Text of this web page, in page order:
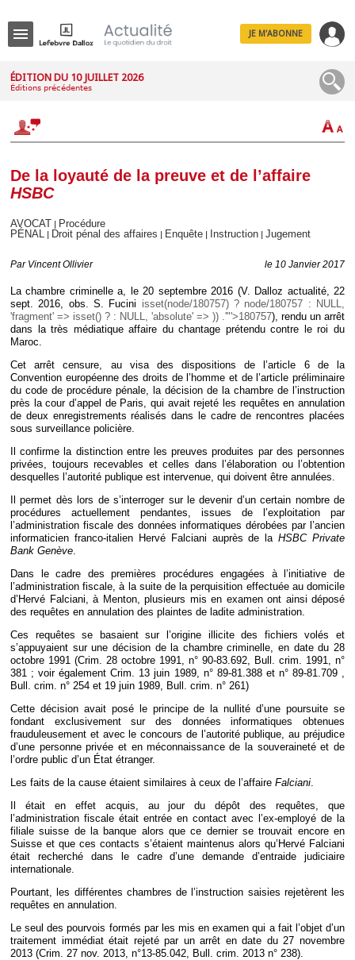
IT
JE M'ABONNE
ÉDITION DU 10 JUILLET 2026
Éditions précédentes
De la loyauté de la preuve et de l’affaire
HSBC
AVOCAT
Procédure
PÉNAL
Droit pénal des affaires Enquête Instruction Jugement
Par Vincent Ollivier le 10 Janvier 2017
La chambre criminelle a, le 20 septembre 2016 (V. Dalloz actualité, 22
sept. 2016, obs. S. Fucini isset(node/180757) ? node/180757 : NULL,
'fragment' => isset() ? : NULL, 'absolute' => )) .'"'>180757), rendu un arrêt
dans la très médiatique affaire du chantage prétendu contre le roi du
Maroc.
Cet arrêt censure, au visa des dispositions de l’article 6 de la
Convention européenne des droits de l’homme et de l’article préliminaire
du code de procédure pénale, la décision de la chambre de l’instruction
près la cour d’appel de Paris, qui avait rejeté les requêtes en annulation
de deux enregistrements réalisés dans le cadre de rencontres placées
sous surveillance policière.
Il confirme la distinction entre les preuves produites par des personnes
privées, toujours recevables et celles dans l’élaboration ou l’obtention
desquelles l’autorité publique est intervenue, qui doivent être annulées.
Il permet dès lors de s’interroger sur le devenir d’un certain nombre de
procédures actuellement pendantes, issues de l’exploitation par
l’administration fiscale des données informatiques dérobées par l’ancien
informaticien franco-italien Hervé Falciani auprès de la HSBC Private
Bank Genève
Dans le cadre des premières procédures engagées à l’initiative de
l’administration fiscale, à la suite de la perquisition effectuée au domicile
d’Hervé Falciani, à Menton, plusieurs mis en examen ont ainsi déposé
des requêtes en annulation des plaintes de ladite administration.
Ces requêtes se basaient sur l’origine illicite des fichiers volés et
s’appuyaient sur une décision de la chambre criminelle, en date du 28
octobre 1991 (Crim. 28 octobre 1991, n° 90-83.692, Bull. crim. 1991, n°
381 ; voir également Crim. 13 juin 1989, n° 89-81.388 et n° 89-81.709 ,
Bull. crim. n° 254 et 19 juin 1989, Bull. crim. n° 261)
Cette décision avait posé le principe de la nullité d’une poursuite se
fondant exclusivement sur des données informatiques obtenues
frauduleusement et avec le concours de l’autorité publique, au préjudice
d’une personne privée et en méconnaissance de la souveraineté et de
l’ordre public d’un État étranger.
Les faits de la cause étaient similaires à ceux de l’affaire Falciani
Il était en effet acquis, au jour du dépôt des requêtes, que
l’administration fiscale était entrée en contact avec l’ex-employé de la
filiale suisse de la banque alors que ce dernier se trouvait encore en
Suisse et que ces contacts s’étaient maintenus alors qu’Hervé Falciani
était recherché dans le cadre d’une demande d’entraide judiciaire
internationale.
Pourtant, les différentes chambres de l’instruction saisies rejetèrent les
requêtes en annulation.
Le seul des pourvois formés par les mis en examen qui a fait l’objet d’un
traitement immédiat était rejeté par un arrêt en date du 27 novembre
2013 (Crim. 27 nov. 2013, n°13-85.042, Bull. crim. 2013 n° 238).